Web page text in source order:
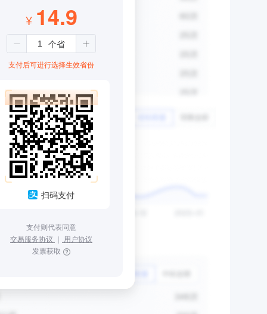
¥ 14.9
支付后可进行选择生效省份
扫码支付
支付则代表同意
交易服务协议 ｜ 用户协议
发票获取